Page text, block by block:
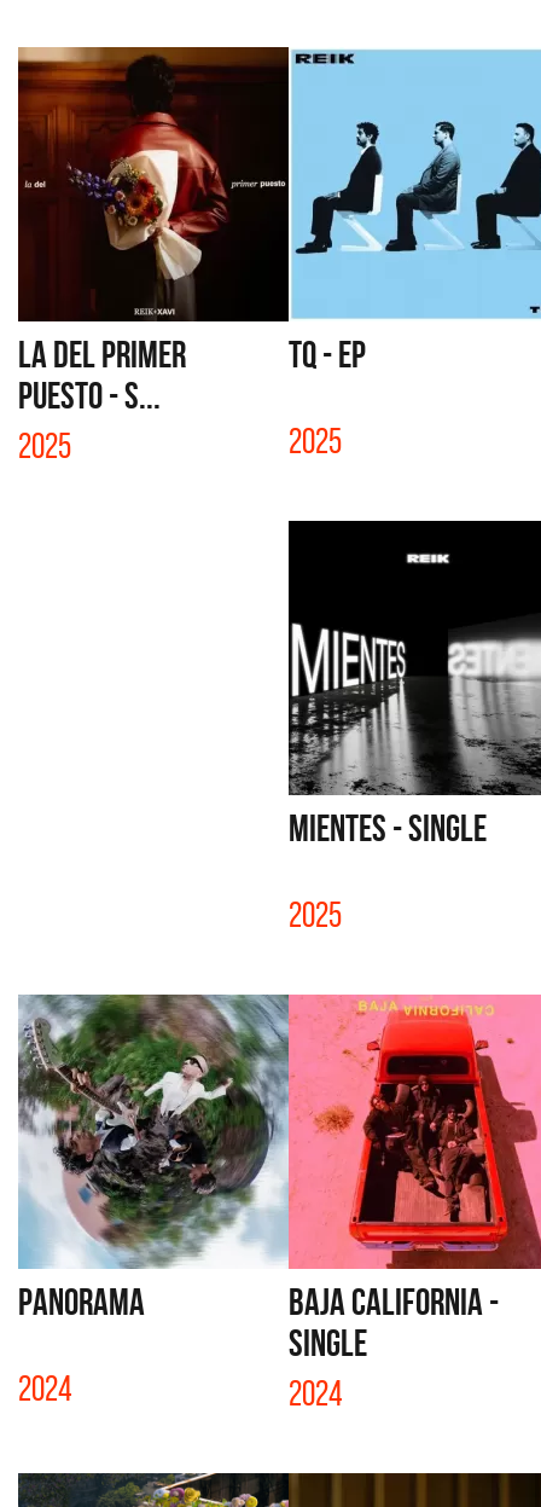
LA DEL PRIMER
PUESTO - S...
2025
TQ - EP
2025
MIENTES - SINGLE
2025
PANORAMA
2024
BAJA CALIFORNIA -
SINGLE
2024